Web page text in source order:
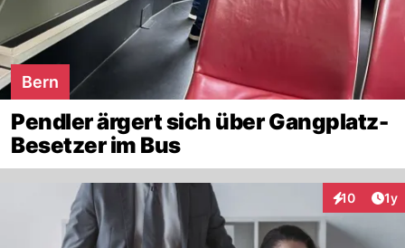
Bern
Pendler ärgert sich über Gangplatz-
Besetzer im Bus
10 1y